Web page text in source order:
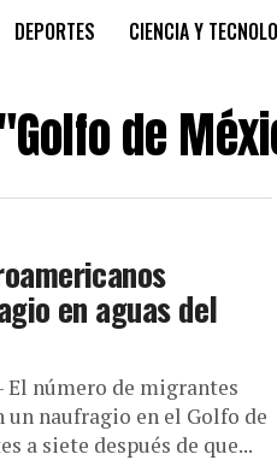
DEPORTES CIENCIA Y
de
en aguas del
El número de migrantes
naufragio en el Golfo de
a siete después de que...